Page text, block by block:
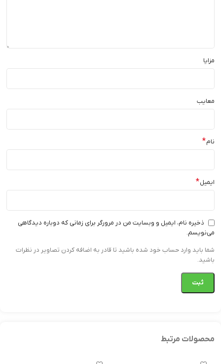
مزایا
معایب
نام*
ایمیل*
ذخیره نام، ایمیل و وبسایت من در مرورگر برای زمانی که دوباره دیدگاهی
می‌نویسم.
شما باید وارد حساب خود شده باشید تا قادر به اضافه کردن تصاویر در نظرات
باشید.
محصولات مرتبط